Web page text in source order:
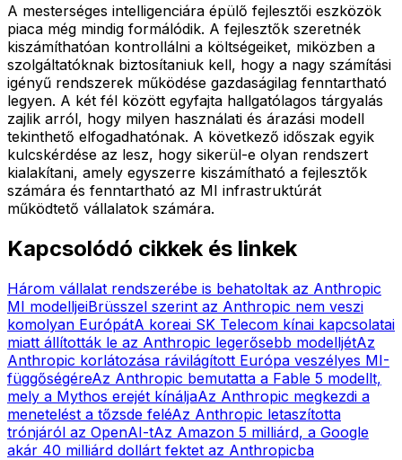
A mesterséges intelligenciára épülő fejlesztői eszközök
piaca még mindig formálódik. A fejlesztők szeretnék
kiszámíthatóan kontrollálni a költségeiket, miközben a
szolgáltatóknak biztosítaniuk kell, hogy a nagy számítási
igényű rendszerek működése gazdaságilag fenntartható
legyen. A két fél között egyfajta hallgatólagos tárgyalás
zajlik arról, hogy milyen használati és árazási modell
tekinthető elfogadhatónak. A következő időszak egyik
kulcskérdése az lesz, hogy sikerül-e olyan rendszert
kialakítani, amely egyszerre kiszámítható a fejlesztők
számára és fenntartható az MI infrastruktúrát
működtető vállalatok számára.
Kapcsolódó cikkek és linkek
Három vállalat rendszerébe is behatoltak az Anthropic
MI modelljeiBrüsszel szerint az Anthropic nem veszi
komolyan EurópátA koreai SK Telecom kínai kapcsolatai
miatt állították le az Anthropic legerősebb modelljétAz
Anthropic korlátozása rávilágított Európa veszélyes MI-
függőségéreAz Anthropic bemutatta a Fable 5 modellt,
mely a Mythos erejét kínáljaAz Anthropic megkezdi a
menetelést a tőzsde feléAz Anthropic letaszította
trónjáról az OpenAI-tAz Amazon 5 milliárd, a Google
akár 40 milliárd dollárt fektet az Anthropicba